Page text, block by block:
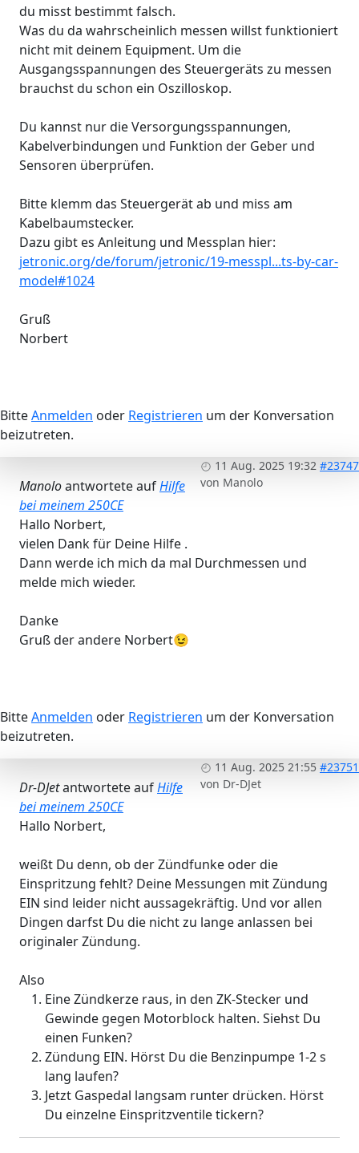
du misst bestimmt falsch.
Was du da wahrscheinlich messen willst funktioniert
nicht mit deinem Equipment. Um die
Ausgangsspannungen des Steuergeräts zu messen
brauchst du schon ein Oszilloskop.
Du kannst nur die Versorgungsspannungen,
Kabelverbindungen und Funktion der Geber und
Sensoren überprüfen.
Bitte klemm das Steuergerät ab und miss am
Kabelbaumstecker.
Dazu gibt es Anleitung und Messplan hier:
jetronic.org/de/forum/jetronic/19-messpl...ts-by-car-
model#1024
Gruß
Norbert
BitteAnmelden oder Registrieren um der Konversation
beizutreten.
11 Aug. 2025 19:32 #23747
von Manolo
Manoloantwortete aufHilfe
bei meinem 250CE
Hallo Norbert,
vielen Dank für Deine Hilfe .
Dann werde ich mich da mal Durchmessen und
melde mich wieder.
Danke
Gruß der andere Norbert😉
BitteAnmelden oder Registrieren um der Konversation
beizutreten.
11 Aug. 2025 21:55 #23751
von Dr-DJet
Dr-DJetantwortete aufHilfe
bei meinem 250CE
Hallo Norbert,
weißt Du denn, ob der Zündfunke oder die
Einspritzung fehlt? Deine Messungen mit Zündung
EIN sind leider nicht aussagekräftig. Und vor allen
Dingen darfst Du die nicht zu lange anlassen bei
originaler Zündung.
Also
Eine Zündkerze raus, in den ZK-Stecker und
Gewinde gegen Motorblock halten. Siehst Du
einen Funken?
Zündung EIN. Hörst Du die Benzinpumpe 1-2 s
lang laufen?
Jetzt Gaspedal langsam runter drücken. Hörst
Du einzelne Einspritzventile tickern?